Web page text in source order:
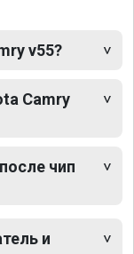
v55?
Camry
чип
и